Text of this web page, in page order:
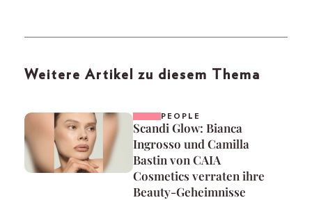
Weitere Artikel zu diesem Thema
PEOPLE
Scandi Glow: Bianca
Ingrosso und Camilla
Bastin von CAIA
Cosmetics verraten ihre
Beauty-Geheimnisse